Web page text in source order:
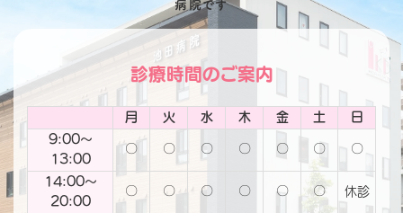
病院です
診療時間のご案内
月 火 水 木 金 土
日
9:00～
13:00
〇 〇 〇 〇 〇 〇 〇
14:00～
20:00
〇 〇 〇 〇 〇 〇 休診